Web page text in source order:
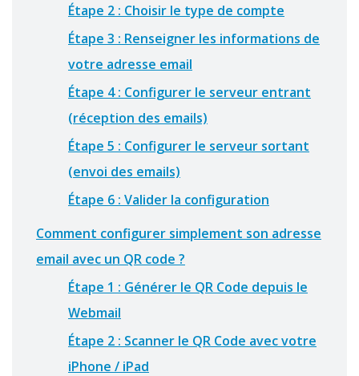
Étape 2 : Choisir le type de compte
Étape 3 : Renseigner les informations de
votre adresse email
Étape 4 : Configurer le serveur entrant
(réception des emails)
Étape 5 : Configurer le serveur sortant
(envoi des emails)
Étape 6 : Valider la configuration
Comment configurer simplement son adresse
email avec un QR code ?
Étape 1 : Générer le QR Code depuis le
Webmail
Étape 2 : Scanner le QR Code avec votre
iPhone / iPad